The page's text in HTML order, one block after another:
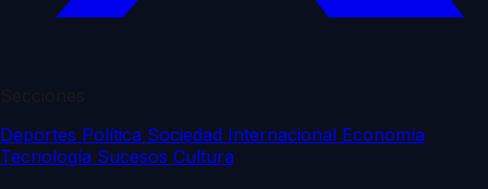
Deportes Política Sociedad Internacional Economía
Tecnología Sucesos Cultura